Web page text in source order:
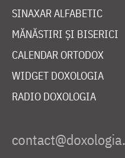
SINAXAR ALFABETIC
MĂNĂSTIRI ȘI BISERICI
CALENDAR ORTODOX
WIDGET DOXOLOGIA
RADIO DOXOLOGIA